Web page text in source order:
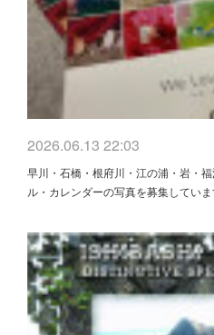
2026.06.13 22:03
早川・石橋・根府川・江の浦・岩・
ル・カレンダーの写真を募集してい